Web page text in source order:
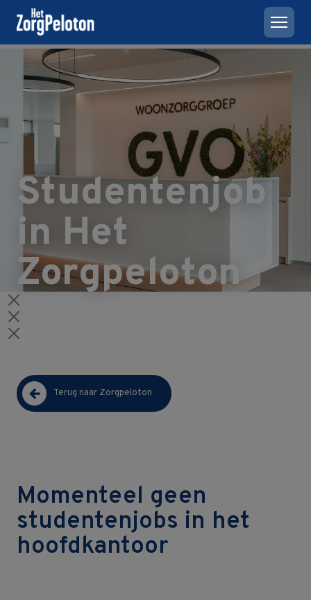
Studentenjob
in Het
Zorgpeloton
Terug naar Zorgpeloton
Momenteel geen
studentenjobs in het
hoofdkantoor